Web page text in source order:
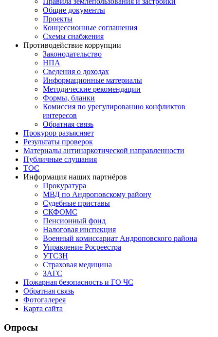
Общие документы
Проекты
Концессионные соглашения
Схемы снабжения
Противодействие коррупции
Законодательство
НПА
Сведения о доходах
Информационные материалы
Методические рекомендации
Формы, бланки
Комиссия по урегулированию конфликтов
интересов
Обратная связь
Прокурор разъясняет
Результаты проверок
Материалы антинаркотической направленности
Публичные слушания
ТОС
Информация наших партнёров
Прокуратура
МВД по Андроповскому району
Судебные приставы
СКФОМС
Пенсионный фонд
Налоговая инспекция
Военный комиссариат Андроповского района
Управление Росреестра
УТСЗН
Страховая медицина
ЗАГС
Пожарная безопасность и ГО ЧС
Обратная связь
Фотогалерея
Карта сайта
Опросы